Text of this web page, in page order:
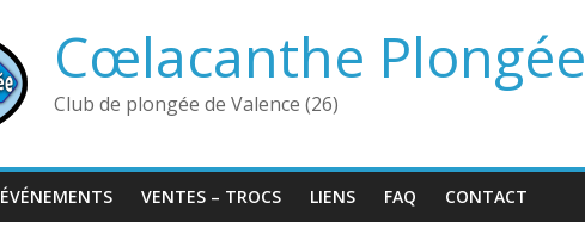
Cœlacanthe Plongée
Club de plongée de Valence (26)
ÉVÉNEMENTS VENTES – TROCS LIENS FAQ CONTACT